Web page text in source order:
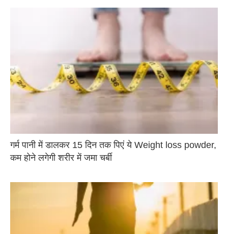
गर्म पानी में डालकर 15 दिन तक पिएं ये Weight loss powder,
कम होने लगेगी शरीर में जमा चर्बी